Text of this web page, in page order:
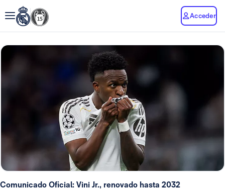
Acceder
Comunicado Oficial: Vini Jr., renovado hasta 2032